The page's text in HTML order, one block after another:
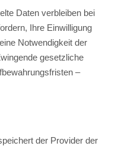
Daten verbleiben bei
Ihre Einwilligung
Notwendigkeit der
gesetzliche
–
der Provider der